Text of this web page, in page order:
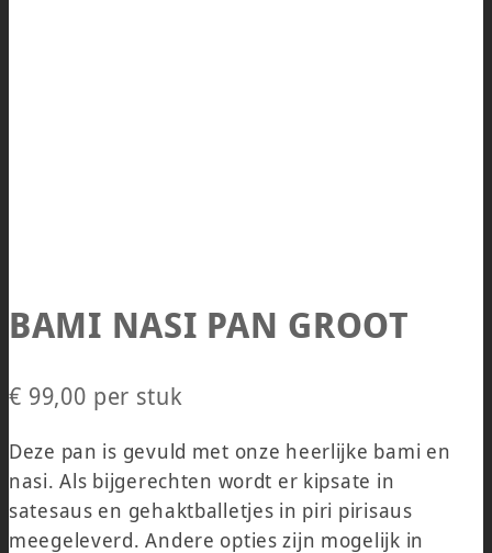
BAMI NASI PAN GROOT
€ 99,00 per stuk
Deze pan is gevuld met onze heerlijke bami en
nasi. Als bijgerechten wordt er kipsate in
satesaus en gehaktballetjes in piri pirisaus
meegeleverd. Andere opties zijn mogelijk in